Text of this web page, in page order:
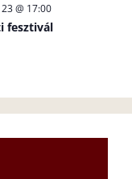
@ 17:00
fesztivál